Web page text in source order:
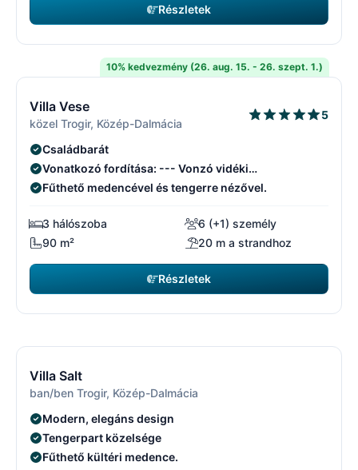
Részletek
10% kedvezmény (26. aug. 15. - 26. szept. 1.)
2555 EUR/ hét
Villa Vese
közel Trogir, Közép-Dalmácia
5
Családbarát
Vonatkozó fordítása: --- Vonzó vidéki
elhelyezkedés
Fűthető medencével és tengerre nézővel.
3 hálószoba
6 (+1) személy
90 m²
20 m a strandhoz
Részletek
Villa Salt
ban/ben Trogir, Közép-Dalmácia
Modern, elegáns design
Tengerpart közelsége
Fűthető kültéri medence.